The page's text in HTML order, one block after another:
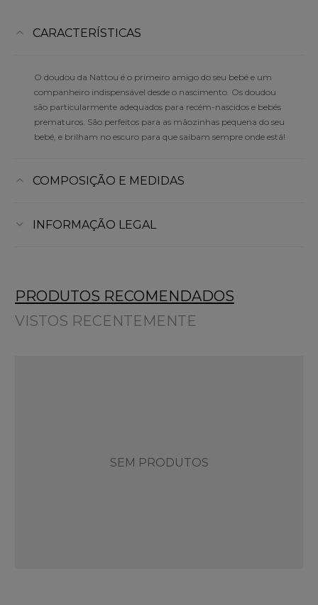
CARACTERÍSTICAS
O doudou da Nattou é o primeiro amigo do seu bebé e um
companheiro indispensável desde o nascimento. Os doudou
são particularmente adequados para recém-nascidos e bebés
prematuros. São perfeitos para as mãozinhas pequena do seu
bebé, e brilham no escuro para que saibam sempre onde está!
COMPOSIÇÃO E MEDIDAS
INFORMAÇÃO LEGAL
PRODUTOS RECOMENDADOS
VISTOS RECENTEMENTE
SEM PRODUTOS